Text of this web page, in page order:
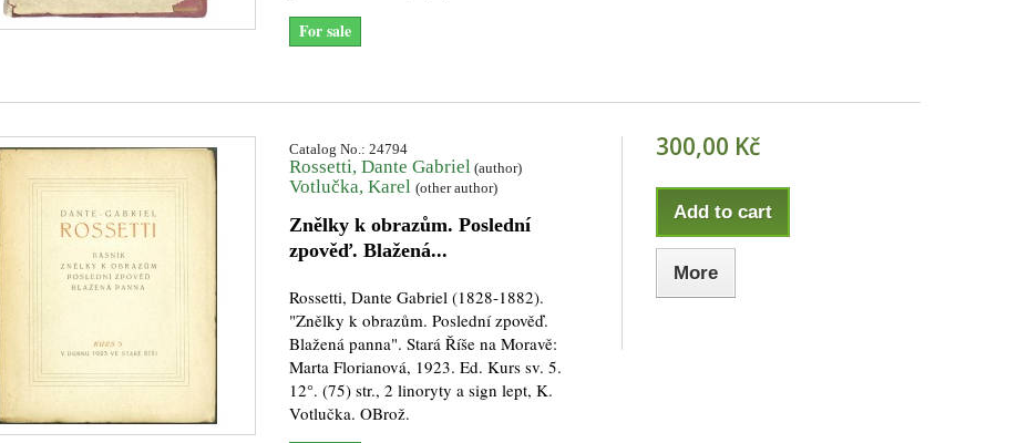
For sale
Catalog No.: 24794
Rossetti, Dante Gabriel(author)
Votlučka, Karel (other author)
Znělky k obrazům. Poslední
zpověď. Blažená...
Rossetti, Dante Gabriel (1828-1882).
"Znělky k obrazům. Poslední zpověď.
Blažená panna". Stará Říše na Moravě:
Marta Florianová, 1923. Ed. Kurs sv. 5.
12°. (75) str., 2 linoryty a sign lept, K.
Votlučka. OBrož.
300,00 Kč
Add to cart
More